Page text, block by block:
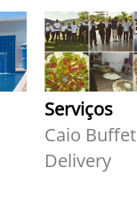
Serviços
Caio Buffet
Delivery